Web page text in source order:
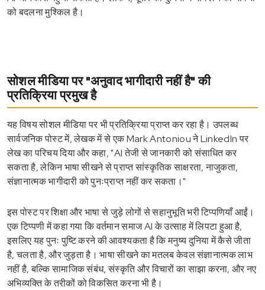
को बदलना मुश्किल है।
सोशल मीडिया पर "अनुवाद भागीदारी नहीं है" की
प्रतिक्रिया प्रमुख है
यह विषय सोशल मीडिया पर भी प्रतिक्रिया प्राप्त कर रहा है। उपलब्ध
सार्वजनिक पोस्ट में, लेखक में से एक Mark Antoniou ने LinkedIn पर
लेख का परिचय दिया और कहा, "AI तेजी से जानकारी को संसाधित कर
सकता है, लेकिन भाषा सीखने से प्राप्त सांस्कृतिक साक्षरता, नाजुकता,
संज्ञानात्मक भागीदारी को पुनःप्राप्त नहीं कर सकता।"
इस पोस्ट पर शिक्षा और भाषा से जुड़े लोगों से सहानुभूति भरी टिप्पणियाँ आईं।
एक टिप्पणी में कहा गया कि वर्तमान समाज AI के उत्साह में लिपटा हुआ है,
इसलिए यह पुनः पुष्टि करने की आवश्यकता है कि मनुष्य दुनिया में कैसे जीता
है, चलता है, और जुड़ता है। भाषा सीखने का मतलब केवल संज्ञानात्मक लाभ
नहीं है, बल्कि सामाजिक संबंध, संस्कृति और विचारों का साझा करना, और नए
अभिव्यक्ति के तरीकों को विकसित करना भी है।